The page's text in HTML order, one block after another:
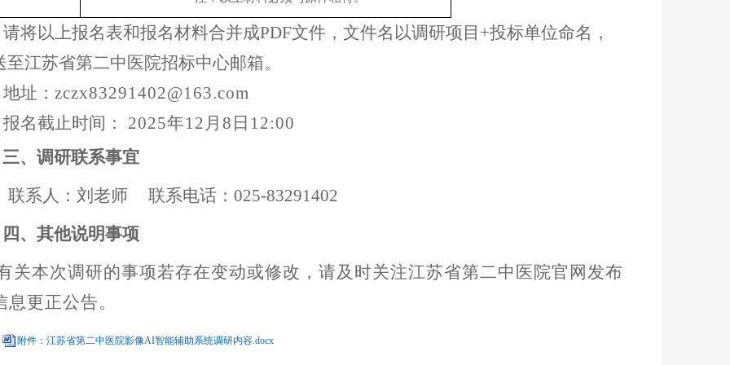
请将以上报名表和报名材料合并成PDF文件，文件名以调研项目+投标单位命名，
至江苏省第二中医院招标中心邮箱。
地址： zczx83291402@163.com
报名截止时间：
2025年12月8日12:00
三、 调研联系事宜
联系人：刘老师
联系电话： 025-83291402
四、其他说明事项
关本次调研的事项若存在变动或修改，请及时关注江苏省第二中医院官网发布
息更正公告。
附件：江苏省第二中医院影像AI智能辅助系统调研内容.docx